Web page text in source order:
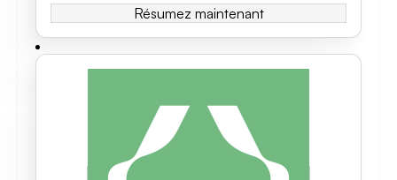
Résumez maintenant